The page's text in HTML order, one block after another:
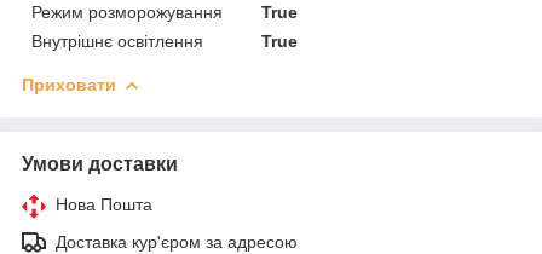
Режим розморожування
True
Внутрішнє освітлення
True
Приховати
Умови доставки
Нова Пошта
Доставка кур'єром за адресою